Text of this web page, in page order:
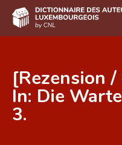
DE FR
Accueil
[Rezension
In: Die
3.